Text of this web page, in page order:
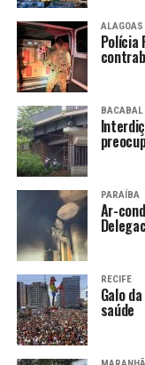
ALAGOAS
Polícia
BACABAL
PARAÍBA
Ar-
RECIFE
Galo
saúde